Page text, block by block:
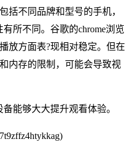
括不同品牌和型号的手机，
所不同。谷歌的chrome浏览
放方面表?现相对稳定。但在
内存的限制，可能会导致视
能够大大提升观看体验。